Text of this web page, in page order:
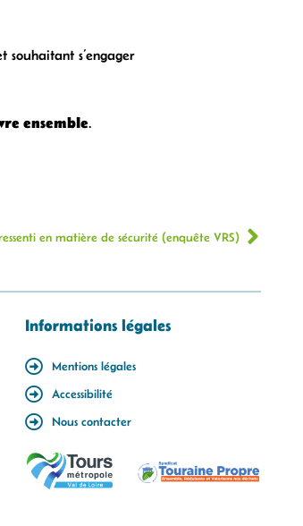
s’engager
ensemble.
en matière de sécurité (enquête VRS)
Informations légales
Mentions légales
Accessibilité
Nous contacter